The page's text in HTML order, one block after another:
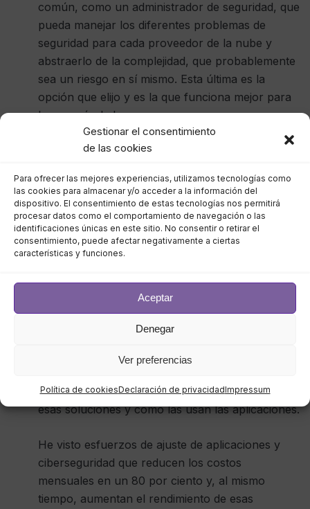
Gestionar el consentimiento
de las cookies
Para ofrecer las mejores experiencias, utilizamos tecnologías como
las cookies para almacenar y/o acceder a la información del
dispositivo. El consentimiento de estas tecnologías nos permitirá
procesar datos como el comportamiento de navegación o las
identificaciones únicas en este sitio. No consentir o retirar el
consentimiento, puede afectar negativamente a ciertas
características y funciones.
Aceptar
Denegar
Ver preferencias
Política de cookiesDeclaración de privacidadImpressum
común, como un administrador de seguridad, que
pueda manejar los diferentes problemas de
seguridad para cada proveedor de la nube y
abstraerlo de la complejidad, que probablemente
sea un riesgo en sí mismo. Esta última es la
opción que elijo y es la que funciona mejor para
la mayoría de las empresas.
* La seguridad puede obstaculizar
el rendimiento y costar mucho
más dinero cada mes si no se
integra correctamente en las
aplicaciones y los almacenes de
datos.
venta de servicios de computación y
almacenamiento, y si sus soluciones de
los que deberían, entonces es hora de rediseñar
esas soluciones y cómo las usan las aplicaciones.
He visto esfuerzos de ajuste de aplicaciones y
ciberseguridad que reducen los costos
mensuales en un 80 por ciento y, al mismo
tiempo, aumentan el rendimiento de esas